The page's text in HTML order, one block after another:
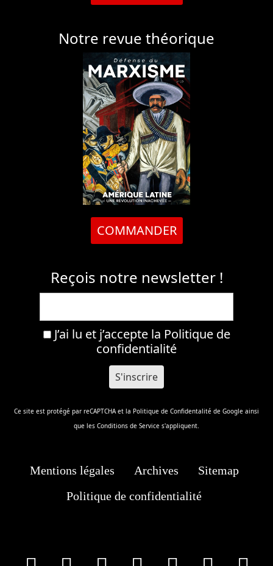
Notre revue théorique
COMMANDER
Reçois notre newsletter !
J’ai lu et j’accepte la Politique de
confidentialité
Ce site est protégé par reCAPTCHA et la Politique de Confidentalité de Google ainsi
que les Conditions de Service s'appliquent.
Mentions légales Archives
Sitemap
Politique de confidentialité
facebookInstagram
Youtube
Tik Tok